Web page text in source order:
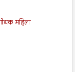
महिला